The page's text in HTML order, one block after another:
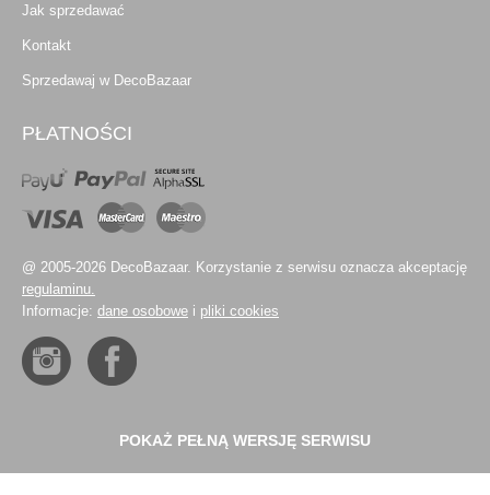
Jak sprzedawać
Kontakt
Sprzedawaj w DecoBazaar
PŁATNOŚCI
@ 2005-2026 DecoBazaar. Korzystanie z serwisu oznacza akceptację
regulaminu.
Informacje: dane osobowe i pliki cookies
POKAŻ PEŁNĄ WERSJĘ SERWISU